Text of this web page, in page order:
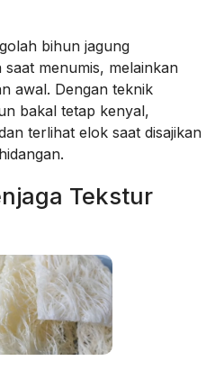
bihun jagung
menumis, melainkan
awal. Dengan teknik
bakal tetap kenyal,
terlihat elok saat disajikan
Tekstur